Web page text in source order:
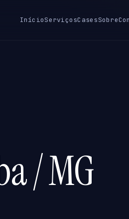
InícioServiçosCasesSobre
/ MG